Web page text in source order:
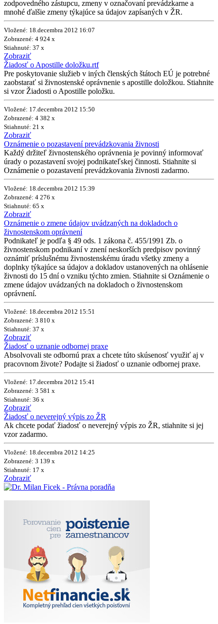
zodpovedného zástupcu, zmeny v označovaní prevádzkarne a
mnohé ďalšie zmeny týkajúce sa údajov zapísaných v ŽR.
Vložené: 18.decembra 2012 16:07
Zobrazené: 4 924 x
Stiahnuté: 37 x
Zobraziť
Žiadosť o Apostille doložku.rtf
Pre poskytovanie služieb v iných členských štátoch EÚ je potrebné
zaobstarať si živnostenské oprávnenie s apostille doložkou. Stiahnite
si vzor Žiadosti o Apostille položku.
Vložené: 17.decembra 2012 15:50
Zobrazené: 4 382 x
Stiahnuté: 21 x
Zobraziť
Oznámenie o pozastavení prevádzkovania živnosti
Každý držiteľ živnostenského oprávnenia je povinný informovať
úrady o pozastavení svojej podnikateľskej činnosti. Stiahnite si
Oznámenie o pozastavení prevádzkovania živnosti zadarmo.
Vložené: 18.decembra 2012 15:39
Zobrazené: 4 276 x
Stiahnuté: 65 x
Zobraziť
Oznámenie o zmene údajov uvádzaných na dokladoch o
živnostenskom oprávnení
Podnikateľ je podľa § 49 ods. 1 zákona č. 455/1991 Zb. o
živnostenskom podnikaní v znení neskorších predpisov povinný
oznámiť príslušnému živnostenskému úradu všetky zmeny a
doplnky týkajúce sa údajov a dokladov ustanovených na ohlásenie
živnosti do 15 dní o vzniku týchto zmien. Stiahnite si Oznámenie o
zmene údajov uvádzaných na dokladoch o živnostenskom
oprávnení.
Vložené: 18.decembra 2012 15:51
Zobrazené: 3 810 x
Stiahnuté: 37 x
Zobraziť
Žiadosť o uznanie odbornej praxe
Absolvovali ste odbornú prax a chcete túto skúsenosť využiť aj v
pracovnom živote? Podajte si žiadosť o uznanie odbornej praxe.
Vložené: 17.decembra 2012 15:41
Zobrazené: 3 581 x
Stiahnuté: 36 x
Zobraziť
Žiadosť o neverejný výpis zo ŽR
Ak chcete podať žiadosť o neverejný výpis zo ŽR, stiahnite si jej
vzor zadarmo.
Vložené: 18.decembra 2012 14:25
Zobrazené: 3 139 x
Stiahnuté: 17 x
Zobraziť